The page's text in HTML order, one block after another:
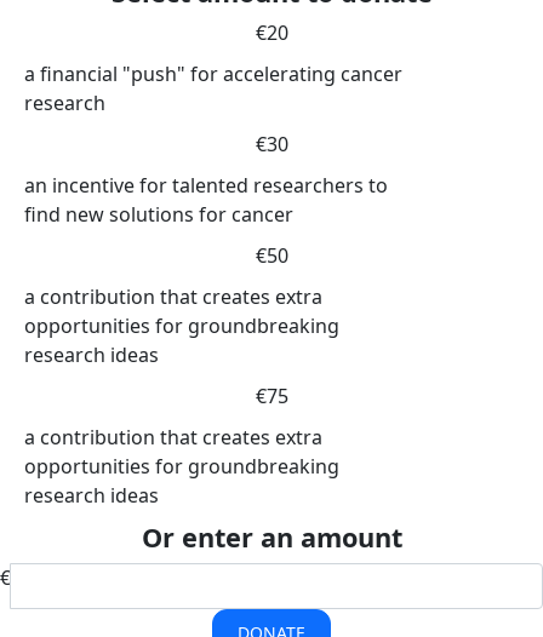
€20
a financial "push" for accelerating cancer
research
€30
an incentive for talented researchers to
find new solutions for cancer
€50
a contribution that creates extra
opportunities for groundbreaking
research ideas
€75
a contribution that creates extra
opportunities for groundbreaking
research ideas
Or enter an amount
€